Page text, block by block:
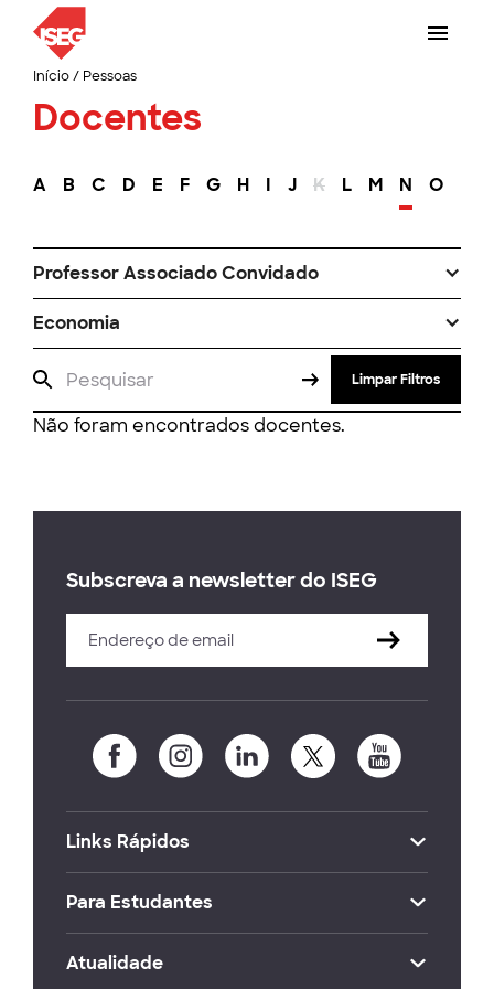
Início/ Pessoas
Docentes
A B C D E F G H I J K L M N O
Professor Associado Convidado
Economia
Limpar Filtros
Não foram encontrados docentes.
Subscreva a newsletter do ISEG
Links Rápidos
Para Estudantes
Atualidade